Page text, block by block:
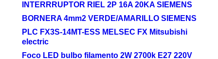
INTERRRUPTOR RIEL 2P 16A 20KA SIEMENS
BORNERA 4mm2 VERDE/AMARILLO SIEMENS
PLC FX3S-14MT-ESS MELSEC FX Mitsubishi
electric
Foco LED bulbo filamento 2W 2700k E27 220V